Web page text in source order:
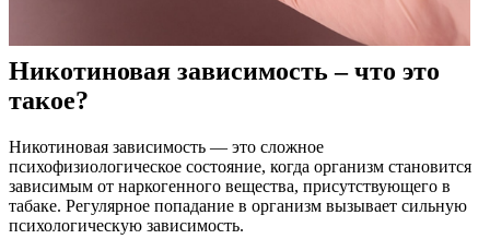
Никотиновая зависимость – что это
такое?
Никотиновая зависимость — это сложное
психофизиологическое состояние, когда организм становится
зависимым от наркогенного вещества, присутствующего в
табаке. Регулярное попадание в организм вызывает сильную
психологическую зависимость.